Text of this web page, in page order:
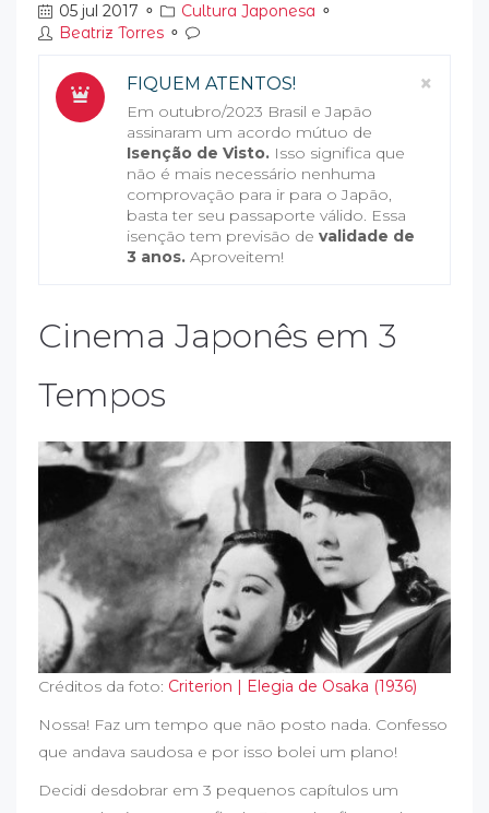
05 jul 2017 ⚬ Cultura Japonesa ⚬
Beatriz Torres ⚬
×
FIQUEM ATENTOS!
Em outubro/2023 Brasil e Japão
assinaram um acordo mútuo de
Isenção de Visto. Isso significa que
não é mais necessário nenhuma
comprovação para ir para o Japão,
basta ter seu passaporte válido. Essa
isenção tem previsão de validade de
3 anos. Aproveitem!
Cinema Japonês em 3
Tempos
Créditos da foto: Criterion | Elegia de Osaka (1936)
Nossa! Faz um tempo que não posto nada. Confesso
que andava saudosa e por isso bolei um plano!
Decidi desdobrar em 3 pequenos capítulos um